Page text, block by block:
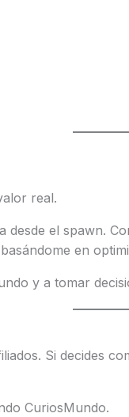
real.
el spawn.
en
y a tomar
Si decides
CuriosMundo.